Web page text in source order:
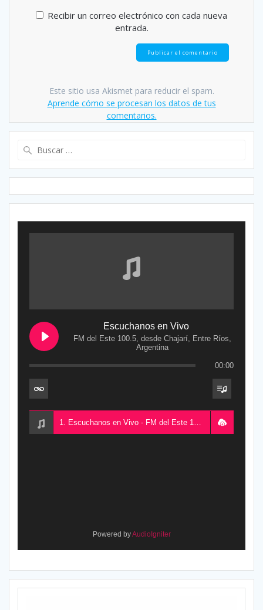
Recibir un correo electrónico con cada nueva
entrada.
Este sitio usa Akismet para reducir el spam.
Aprende cómo se procesan los datos de tus
comentarios.
Escuchanos en Vivo
FM del Este 100.5, desde Chajarí, Entre Ríos,
Argentina
00:00
1. Escuchanos en Vivo - FM del Este 100.5, desde Chajarí, Entre Ríos, Argentina
Powered byAudioIgniter